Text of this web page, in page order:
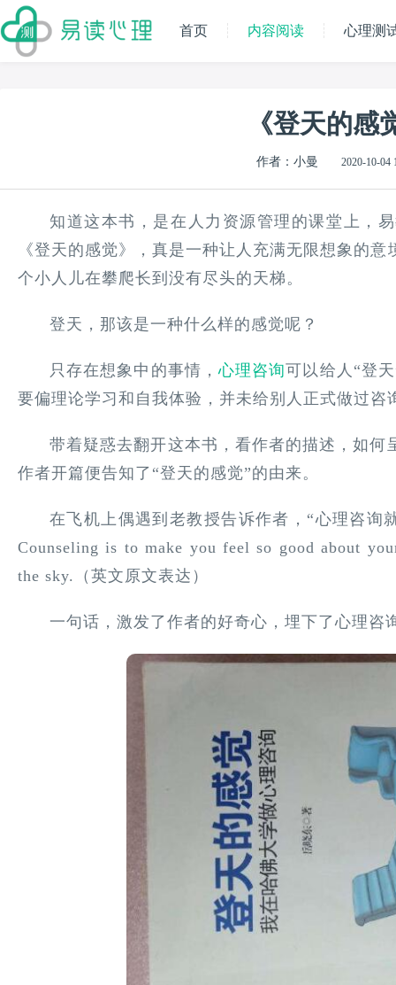
首页 内容阅读 心理测
《登天的感
作者：小曼 2020-10-04
知道这本书，是在人力资源管理的课堂上，
《登天的感觉》，真是一种让人充满无限想象的
个小人儿在攀爬长到没有尽头的天梯。
登天，那该是一种什么样的感觉呢？
只存在想象中的事情，心理咨询可以给人“登
要偏理论学习和自我体验，并未给别人正式做过
带着疑惑去翻开这本书，看作者的描述，如
作者开篇便告知了“登天的感觉”的由来。
在飞机上偶遇到老教授告诉作者，“心理咨询
Counseling is to make you feel so good about
the sky.（英文原文表达）
一句话，激发了作者的好奇心，埋下了心理咨